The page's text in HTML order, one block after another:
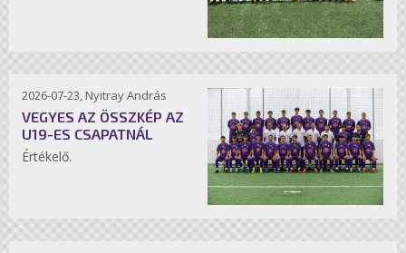
2026-07-23, Nyitray András
VEGYES AZ ÖSSZKÉP AZ
U19-ES CSAPATNÁL
Értékelő.